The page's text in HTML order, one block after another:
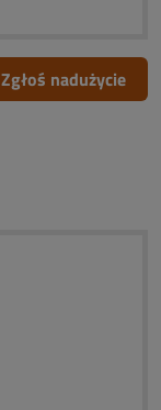
Zgłoś nadużycie